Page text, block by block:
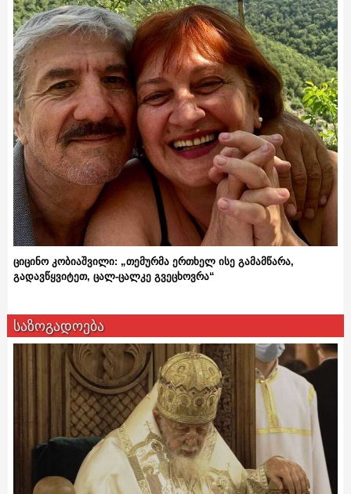
ციცინო კობიაშვილი: „თემურმა ერთხელ ისე გამამწარა,
გადავწყვიტეთ, ცალ-ცალკე გვეცხოვრა“
საზოგადოება